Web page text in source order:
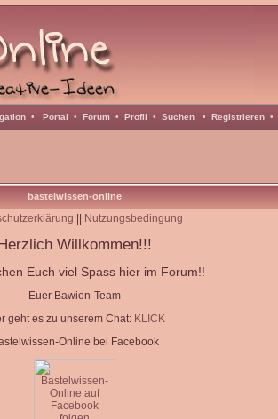
• Portal • Forum• Profil • Suchen• Registrieren•
bastelwissen-online
Nutzungsbedingung
Willkommen!!!
Euch viel Spass hier im Forum!!
Euer Bawion-Team
geht es zu unserem Chat: KLICK
Online bei Facebook